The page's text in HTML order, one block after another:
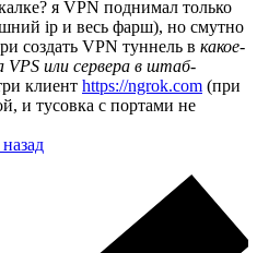
я VPN поднимал только
ip и весь фарш), но смутно
создать VPN туннель в какое-
или сервера в штаб-
клиент https://ngrok.com (при
и тусовка с портами не